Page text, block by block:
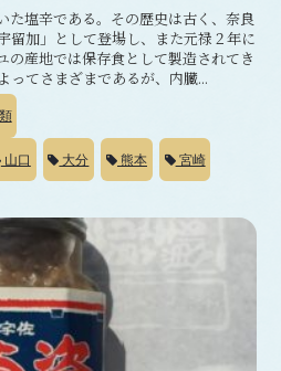
塩辛である。その歴史は古く、奈良
留加」として登場し、また元禄２年に
の産地では保存食として製造されてき
ってさまざまであるが、内臓...
山口 大分 熊本 宮崎